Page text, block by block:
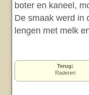
boter en kaneel,
De smaak werd in
lengen met melk
Terug:
Raderen